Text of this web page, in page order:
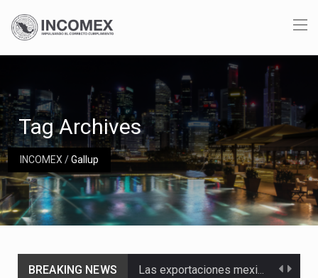
INCOMEX/Gallup
Tag Archives
BREAKING NEWS Las exportaciones mexicanas de vehículos ligeros disminuyeron 9.67 % en julio a tasa anual, alcanzando…